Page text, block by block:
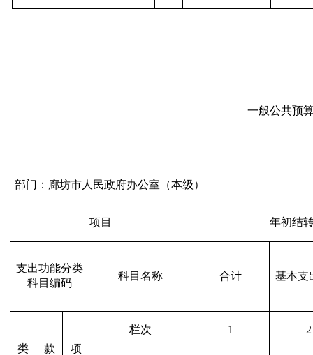
一般公共预
部门：廊坊市人民政府办公室（本级）
项目 年初结
支出功能分类
科目编码
科目名称 合计 基本支
类 款 项
栏次 1 2